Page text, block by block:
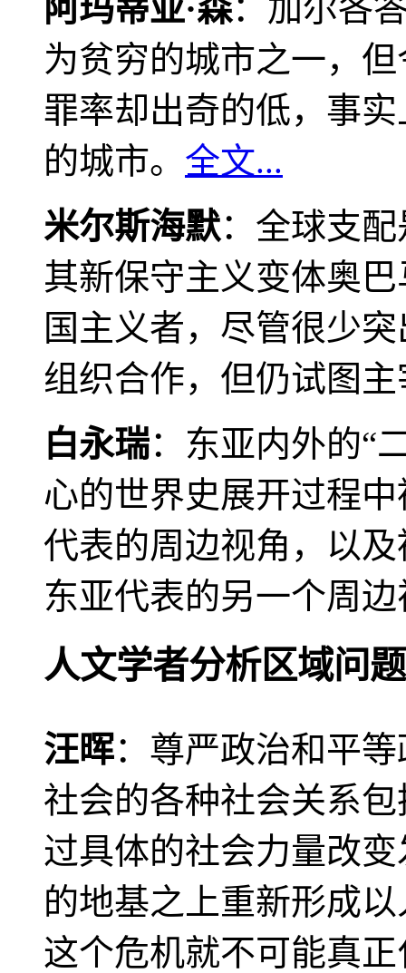
阿玛蒂亚·森：加尔各
为贫穷的城市之一，
罪率却出奇的低，事
的城市。 全文...
米尔斯海默：全球支
其新保守主义变体奥
国主义者，尽管很少
组织合作，但仍试图
白永瑞：东亚内外的“
心的世界史展开过程
代表的周边视角，以
东亚代表的另一个周
人文学者分析区域问题
汪晖：尊严政治和平
社会的各种社会关系
过具体的社会力量改
的地基之上重新形成
这个危机就不可能真